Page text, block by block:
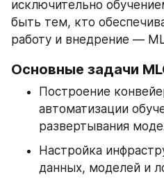
исключительно
быть тем, кто
работу и внедрение —
Основные задачи
Построение
автоматизации
развертывания
Настройка
данных, моделей и